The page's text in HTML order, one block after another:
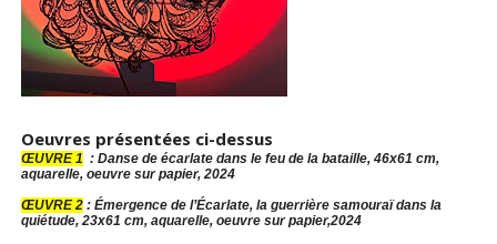
Oeuvres présentées ci-dessus
ŒUVRE 1 : Danse de écarlate dans le feu de la bataille, 46x61 cm,
aquarelle, oeuvre sur papier, 2024
ŒUVRE 2: Émergence de l’Écarlate, la guerrière samouraï dans la
quiétude, 23x61 cm, aquarelle, oeuvre sur papier,2024